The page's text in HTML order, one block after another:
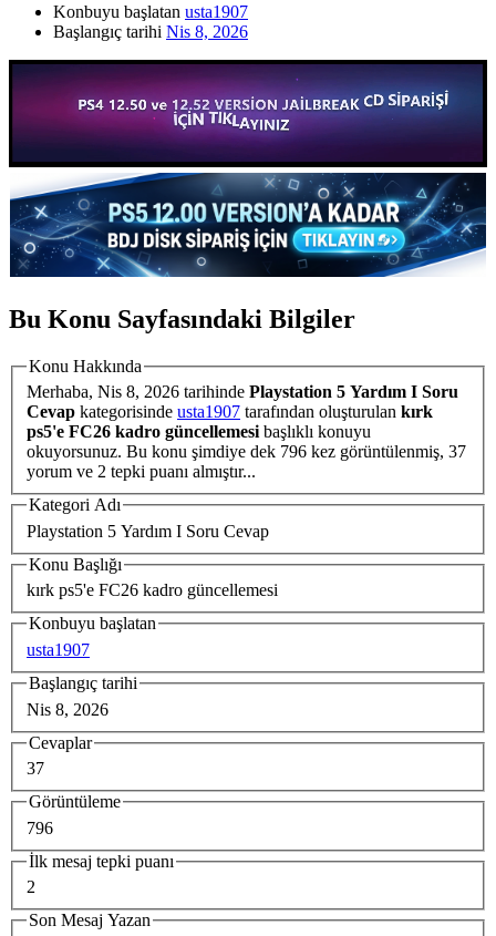
Konbuyu başlatan usta1907
Başlangıç tarihi Nis 8, 2026
Bu Konu Sayfasındaki Bilgiler
Konu Hakkında
Merhaba, Nis 8, 2026 tarihinde Playstation 5 Yardım I Soru
Cevap kategorisinde usta1907 tarafından oluşturulan kırk
ps5'e FC26 kadro güncellemesi başlıklı konuyu
okuyorsunuz. Bu konu şimdiye dek 796 kez görüntülenmiş, 37
yorum ve 2 tepki puanı almıştır...
Kategori Adı
Playstation 5 Yardım I Soru Cevap
Konu Başlığı
kırk ps5'e FC26 kadro güncellemesi
Konbuyu başlatan
usta1907
Başlangıç tarihi
Nis 8, 2026
Cevaplar
37
Görüntüleme
796
İlk mesaj tepki puanı
2
Son Mesaj Yazan